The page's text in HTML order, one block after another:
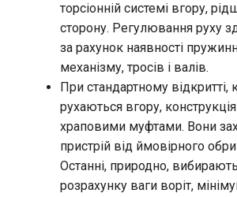
торсіонній системі вгору,
сторону. Регулювання руху
за рахунок наявності
механізму, тросів і валів.
При стандартному відкритті,
рухаються вгору,
храповими муфтами. Вони
пристрій від ймовірного
Останні, природно,
розрахунку ваги воріт,